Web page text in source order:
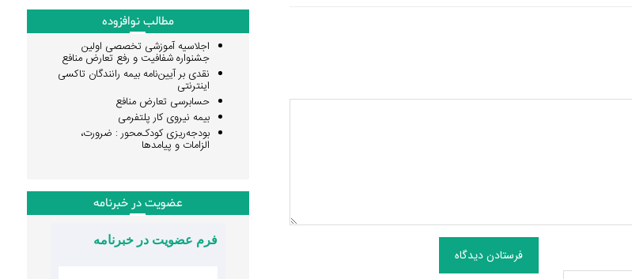
فرستادن دیدگاه
مطالب نوافزوده
اجلاسیه آموزشی تخصصی اولین
جشنواره شفافیت و رفع تعارض منافع
نقدی بر آیین‌نامه بیمه رانندگان تاکسی
اینترنتی
حسابرسی تعارض منافع
بیمه نیروی کار پلتفرمی
بودجه‌ریزی کودک‌محور : ضرورت،
الزامات و پیامدها
عضویت در خبرنامه
فرم عضویت در خبرنامه